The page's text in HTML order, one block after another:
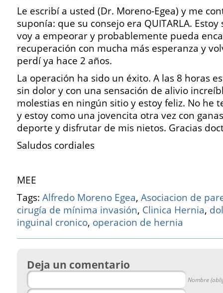
Le escribí a usted (Dr. Moreno-Egea) y me
suponía: que su consejo era QUITARLA.
voy a empeorar y probablemente pueda
recuperación con mucha más esperanza y
perdí ya hace 2 años.
La operación ha sido un éxito. A las 8 horas
sin dolor y con una sensación de alivio
molestias en ningún sitio y estoy feliz. No he
y estoy como una jovencita otra vez con
deporte y disfrutar de mis nietos. Gracias
Saludos cordiales
MEE
Tags: Alfredo Moreno Egea, Asociacion de
cirugía de mínima invasión, Clinica Hernia,
inguinal cronico, operacion de hernia
Deja un comentario
Nombre